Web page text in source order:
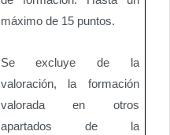
máximo de 15 puntos.
Se excluye de la
valoración, la formación
valorada en otros
apartados de la